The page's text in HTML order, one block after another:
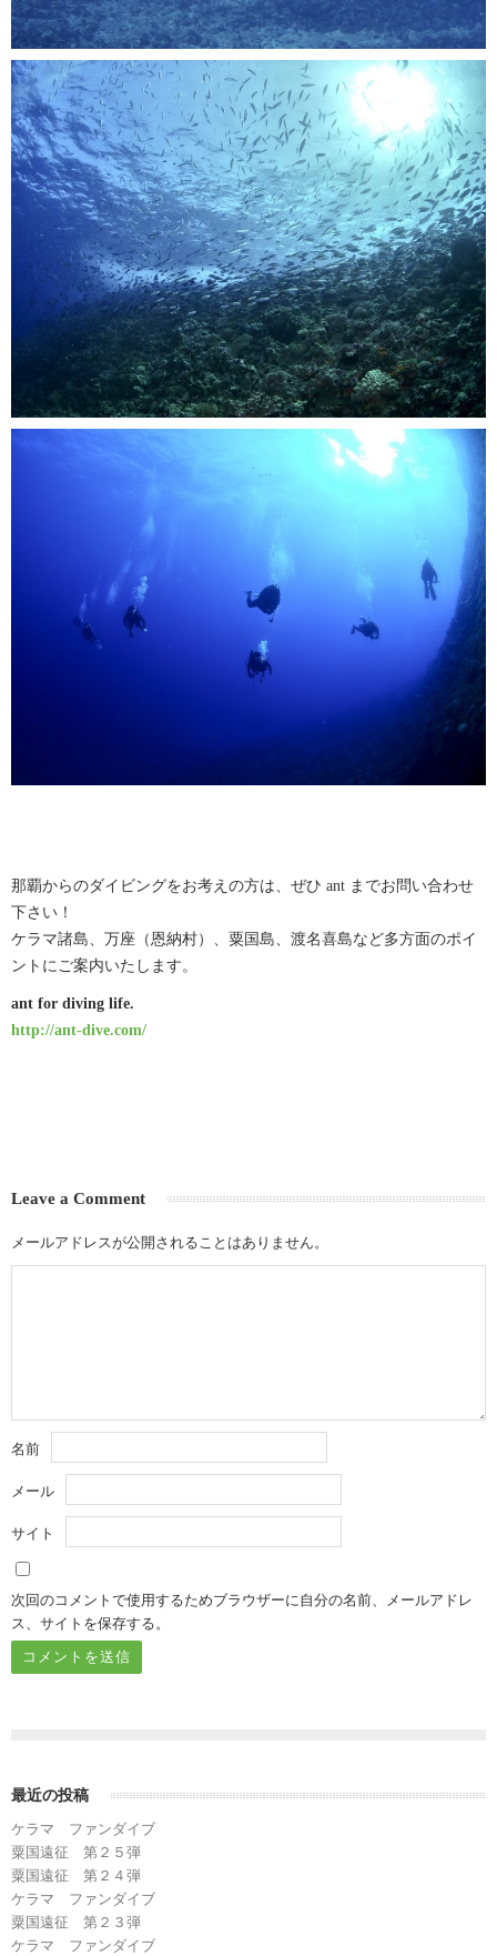
那覇からのダイビングをお考えの方は、ぜひ ant までお問い合わせ
下さい！
ケラマ諸島、万座（恩納村）、粟国島、渡名喜島など多方面のポイ
ントにご案内いたします。
ant for diving life.
http://ant-dive.com/
Leave a Comment
メールアドレスが公開されることはありません。
名前
メール
サイト
次回のコメントで使用するためブラウザーに自分の名前、メールアドレ
ス、サイトを保存する。
最近の投稿
ケラマ ファンダイブ
粟国遠征 第２５弾
粟国遠征 第２４弾
ケラマ ファンダイブ
粟国遠征 第２３弾
ケラマ ファンダイブ